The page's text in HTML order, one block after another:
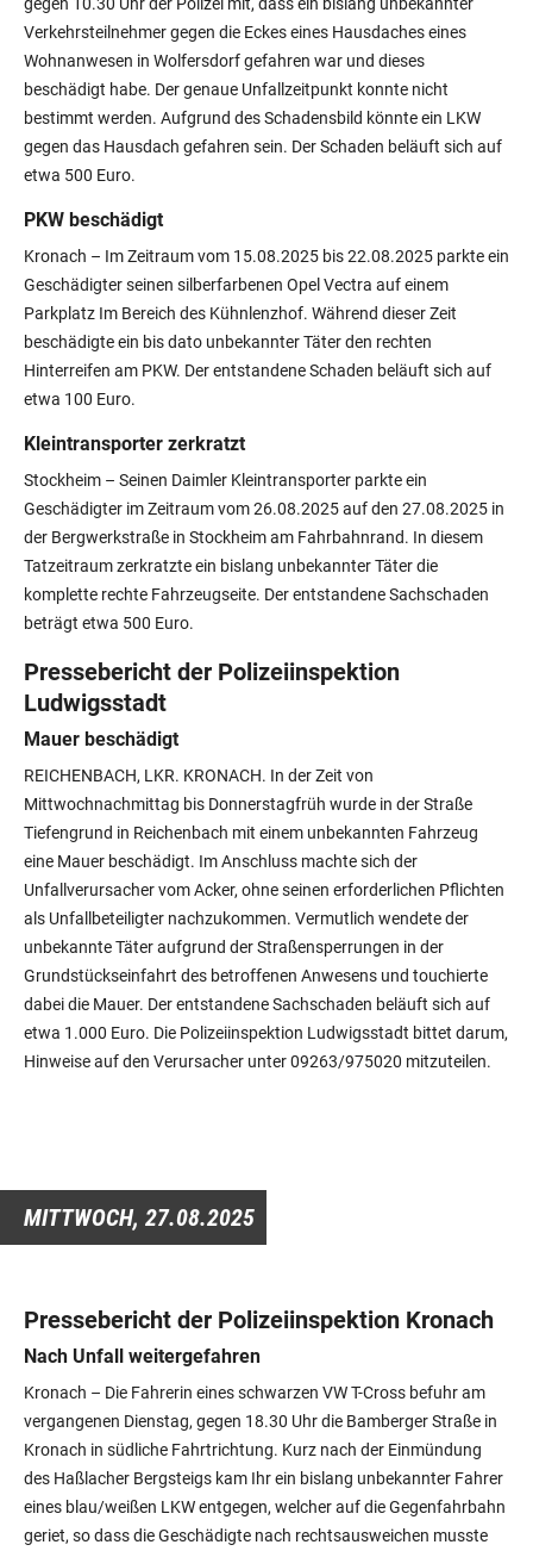
Verkehrsteilnehmer gegen die Eckes eines Hausdaches eines
Wohnanwesen in Wolfersdorf gefahren war und dieses
beschädigt habe. Der genaue Unfallzeitpunkt konnte nicht
bestimmt werden. Aufgrund des Schadensbild könnte ein LKW
gegen das Hausdach gefahren sein. Der Schaden beläuft sich auf
etwa 500 Euro.
PKW beschädigt
Kronach – Im Zeitraum vom 15.08.2025 bis 22.08.2025 parkte ein
Geschädigter seinen silberfarbenen Opel Vectra auf einem
Parkplatz Im Bereich des Kühnlenzhof. Während dieser Zeit
beschädigte ein bis dato unbekannter Täter den rechten
Hinterreifen am PKW. Der entstandene Schaden beläuft sich auf
etwa 100 Euro.
Kleintransporter zerkratzt
Stockheim – Seinen Daimler Kleintransporter parkte ein
Geschädigter im Zeitraum vom 26.08.2025 auf den 27.08.2025 in
der Bergwerkstraße in Stockheim am Fahrbahnrand. In diesem
Tatzeitraum zerkratzte ein bislang unbekannter Täter die
komplette rechte Fahrzeugseite. Der entstandene Sachschaden
beträgt etwa 500 Euro.
Pressebericht der Polizeiinspektion
Ludwigsstadt
Mauer beschädigt
REICHENBACH, LKR. KRONACH. In der Zeit von
Mittwochnachmittag bis Donnerstagfrüh wurde in der Straße
Tiefengrund in Reichenbach mit einem unbekannten Fahrzeug
eine Mauer beschädigt. Im Anschluss machte sich der
Unfallverursacher vom Acker, ohne seinen erforderlichen Pflichten
als Unfallbeteiligter nachzukommen. Vermutlich wendete der
unbekannte Täter aufgrund der Straßensperrungen in der
Grundstückseinfahrt des betroffenen Anwesens und touchierte
dabei die Mauer. Der entstandene Sachschaden beläuft sich auf
etwa 1.000 Euro. Die Polizeiinspektion Ludwigsstadt bittet darum,
Hinweise auf den Verursacher unter 09263/975020 mitzuteilen.
MITTWOCH, 27.08.2025
Pressebericht der Polizeiinspektion Kronach
Nach Unfall weitergefahren
Kronach – Die Fahrerin eines schwarzen VW T-Cross befuhr am
vergangenen Dienstag, gegen 18.30 Uhr die Bamberger Straße in
Kronach in südliche Fahrtrichtung. Kurz nach der Einmündung
des Haßlacher Bergsteigs kam Ihr ein bislang unbekannter Fahrer
eines blau/weißen LKW entgegen, welcher auf die Gegenfahrbahn
geriet, so dass die Geschädigte nach rechtsausweichen musste